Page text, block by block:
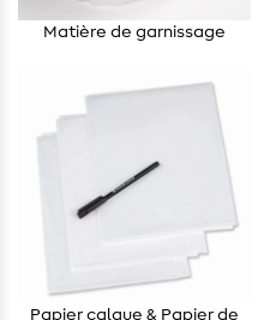
Matière de garnissage
Papier calque & Papier de